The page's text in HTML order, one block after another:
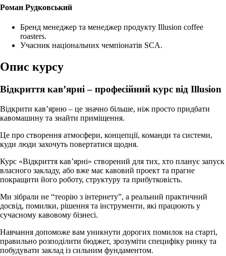
Роман Рудковський
Бренд менеджер та менеджер продукту Illusion coffee
roasters.
Учасник національних чемпіонатів SCA.
Опис курсу
Відкриття кав’ярні– професійний курс від Illusion
Відкрити кав’ярню – це значно більше, ніж просто придбати
кавомашину та знайти приміщення.
Це про створення атмосфери, концепції, команди та системи,
куди люди захочуть повертатися щодня.
Курс «Відкриття кав’ярні» створений для тих, хто планує запуск
власного закладу, або вже має кавовий проект та прагне
покращити його роботу, структуру та прибутковість.
Ми зібрали не “теорію з інтернету”, а реальний практичний
досвід, помилки, рішення та інструменти, які працюють у
сучасному кавовому бізнесі.
Навчання допоможе вам уникнути дорогих помилок на старті,
правильно розподілити бюджет, зрозуміти специфіку ринку та
побудувати заклад із сильним фундаментом.